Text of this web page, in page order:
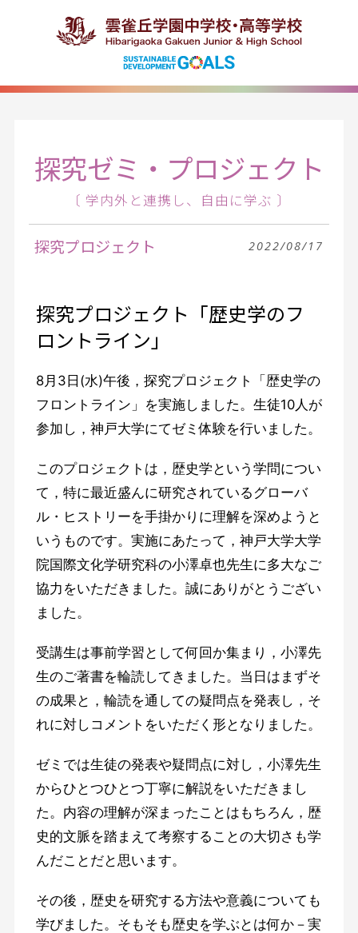
探究ゼミ・プロジェクト
〔 学内外と連携し、自由に学ぶ 〕
探究プロジェクト 2022/08/17
探究プロジェクト「歴史学のフ
ロントライン」
8月3日(水)午後，探究プロジェクト「歴史学の
フロントライン」を実施しました。生徒10人が
参加し，神戸大学にてゼミ体験を行いました。
このプロジェクトは，歴史学という学問につい
て，特に最近盛んに研究されているグローバ
ル・ヒストリーを手掛かりに理解を深めようと
いうものです。実施にあたって，神戸大学大学
院国際文化学研究科の小澤卓也先生に多大なご
協力をいただきました。誠にありがとうござい
ました。
受講生は事前学習として何回か集まり，小澤先
生のご著書を輪読してきました。当日はまずそ
の成果と，輪読を通しての疑問点を発表し，そ
れに対しコメントをいただく形となりました。
ゼミでは生徒の発表や疑問点に対し，小澤先生
からひとつひとつ丁寧に解説をいただきまし
た。内容の理解が深まったことはもちろん，歴
史的文脈を踏まえて考察することの大切さも学
んだことだと思います。
その後，歴史を研究する方法や意義についても
学びました。そもそも歴史を学ぶとは何か－実